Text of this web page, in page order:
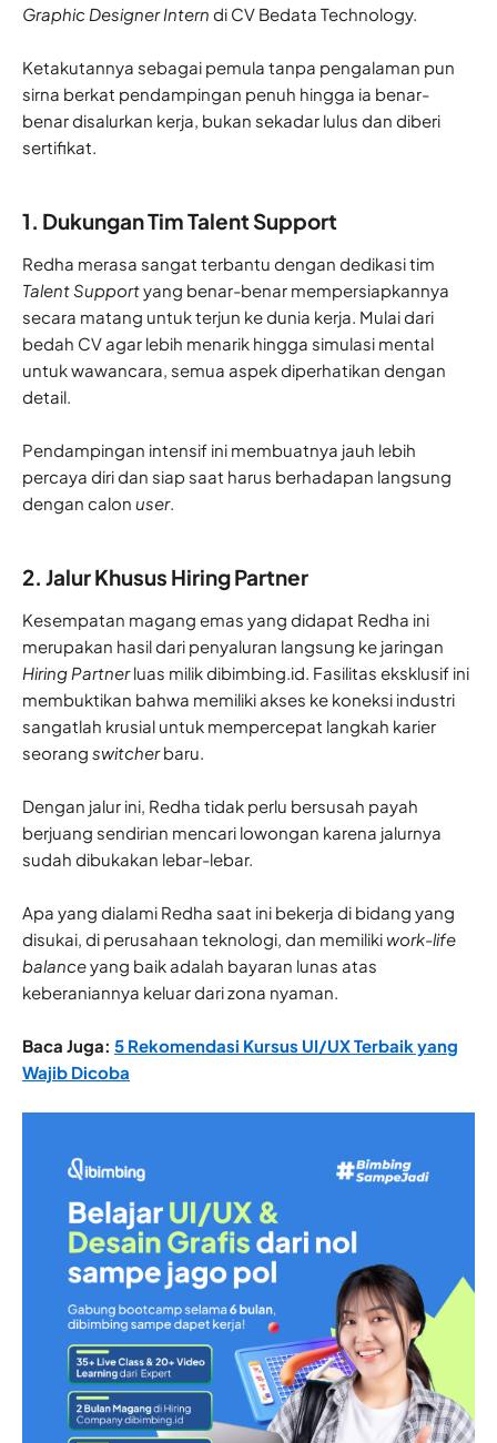
Graphic Designer Intern di CV Bedata Technology.
Ketakutannya sebagai pemula tanpa pengalaman pun
sirna berkat pendampingan penuh hingga ia benar-
benar disalurkan kerja, bukan sekadar lulus dan diberi
sertifikat.
1. Dukungan Tim Talent Support
Redha merasa sangat terbantu dengan dedikasi tim
Talent Supportyang benar-benar mempersiapkannya
secara matang untuk terjun ke dunia kerja. Mulai dari
bedah CV agar lebih menarik hingga simulasi mental
untuk wawancara, semua aspek diperhatikan dengan
detail.
Pendampingan intensif ini membuatnya jauh lebih
percaya diri dan siap saat harus berhadapan langsung
dengan calon user.
2. Jalur Khusus Hiring Partner
Kesempatan magang emas yang didapat Redha ini
merupakan hasil dari penyaluran langsung ke jaringan
Hiring Partnerluas milik dibimbing.id. Fasilitas eksklusif ini
membuktikan bahwa memiliki akses ke koneksi industri
sangatlah krusial untuk mempercepat langkah karier
seorang switcherbaru.
Dengan jalur ini, Redha tidak perlu bersusah payah
berjuang sendirian mencari lowongan karena jalurnya
sudah dibukakan lebar-lebar.
Apa yang dialami Redha saat ini bekerja di bidang yang
disukai, di perusahaan teknologi, dan memilikiwork-life
balanceyang baik adalah bayaran lunas atas
keberaniannya keluar dari zona nyaman.
Baca Juga: 5 Rekomendasi Kursus UI/UX Terbaik yang
Wajib Dicoba